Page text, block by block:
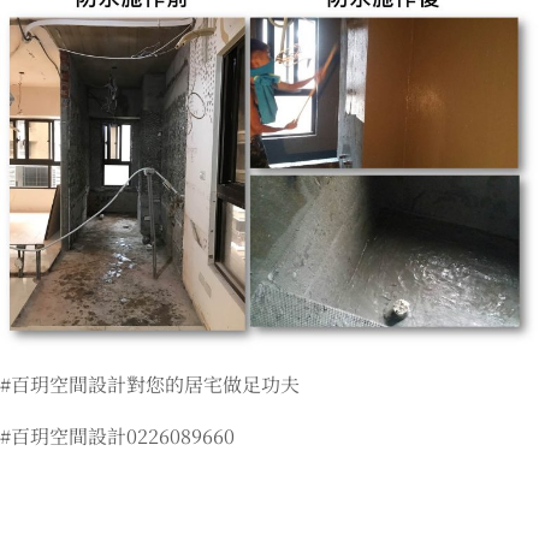
#百玥空間設計對您的居宅做足功夫
#百玥空間設計0226089660